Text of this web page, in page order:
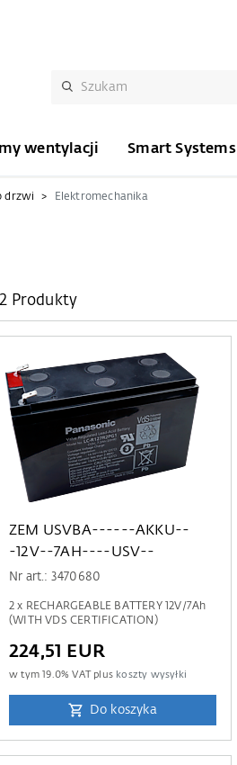
wentylacji Smart Systems
drzwi Elektromechanika
12 Produkty
ZEM USVBA------AKKU--
-12V--7AH----USV--
Nr art.: 3470680
2 x RECHARGEABLE BATTERY 12V/7Ah
(WITH VDS CERTIFICATION)
224,51 EUR
w tym19.0% VAT plus koszty wysyłki
Do koszyka